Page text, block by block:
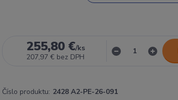
255,80 €/ks
207,97 € bez DPH
Číslo produktu: 2428 A2-PE-26-091